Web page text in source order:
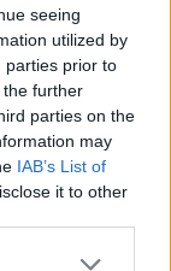
seeing
utilized by
parties prior to
further
parties on the
may
IAB’s List of
it to other